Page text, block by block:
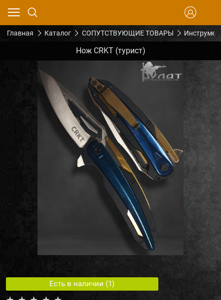
Главная Каталог СОПУТСТВУЮЩИЕ ТОВАРЫ
Нож CRKT (турист)
Есть в наличии (1)